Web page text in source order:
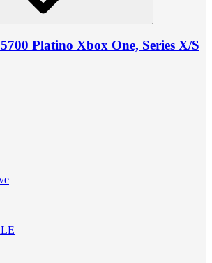
Platino Xbox One, Series X/S